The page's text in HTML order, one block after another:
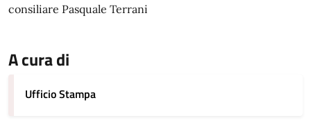
consiliare Pasquale Terrani
A cura di
Ufficio Stampa